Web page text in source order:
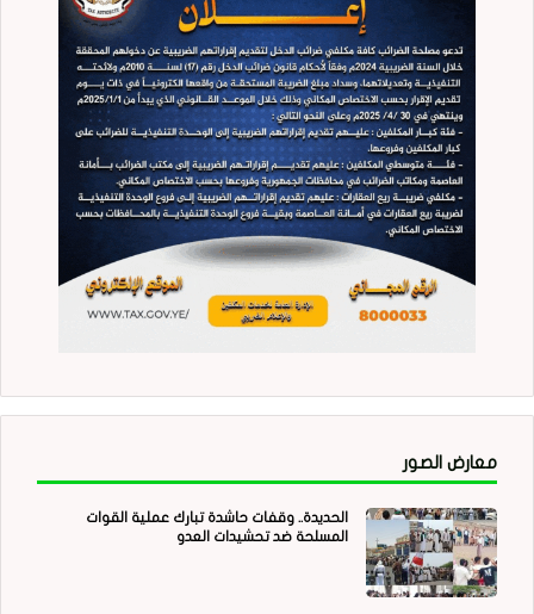
معارض الصور
الحديدة.. وقفات حاشدة تبارك عملية القوات
المسلحة ضد تحشيدات العدو